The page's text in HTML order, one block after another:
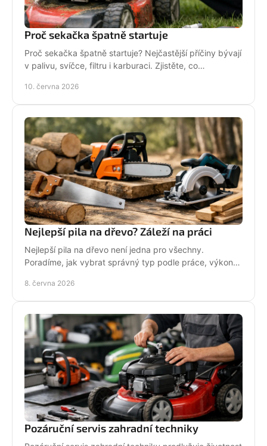
Proč sekačka špatně startuje
Proč sekačka špatně startuje? Nejčastější příčiny bývají
v palivu, svíčce, filtru i karburaci. Zjistěte, co
10. června 2026
Nejlepší pila na dřevo? Záleží na práci
Nejlepší pila na dřevo není jedna pro všechny.
Poradíme, jak vybrat správný typ podle práce, výkonu,
8. června 2026
Pozáruční servis zahradní techniky